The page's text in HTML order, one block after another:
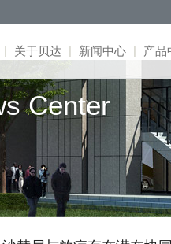
| 关于贝达 | 新闻中心 | 产品
发
创
，
· 公司简介
· 管理团队
· 历程荣誉
· 公司文化
· 公司新闻
· 两会专题
· 凯美纳
· 贝安汀
· 赛美纳
· 伏美纳
· 康美纳
· 研发体系
· 患者招募
· 战略合作
· 园区概况
· 明星项目
· 项目简介
· 公司公告
· 互动交流
· 社会招聘
· 联系方式
· 不良反应
Center